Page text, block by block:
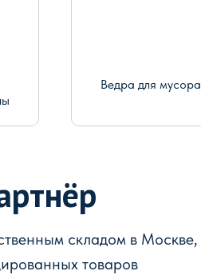
Ведра для мусора
складом в Москве,
товаров